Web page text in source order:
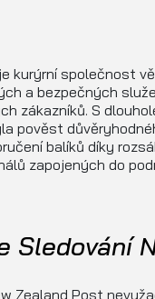
kurýrní společnost
a bezpečných
zákazníků. S
pověst
balíků díky
zapojených do
Sledování
Zealand Post